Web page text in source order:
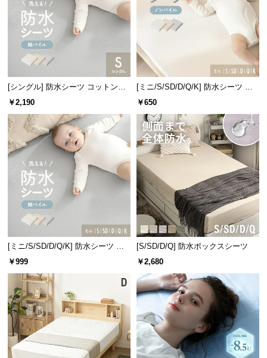
ブ
ロ
グ
[シングル] 防水シーツ コットンパ
イル
￥2,190
[ミニ/S/SD/D/Q/K] 防水シーツ ノ
ンパイル
￥650
[ミニ/S/SD/D/Q/K] 防水シーツ コ
ットンパイル
￥999
[S/SD/D/Q] 防水ボックスシーツ
￥2,680